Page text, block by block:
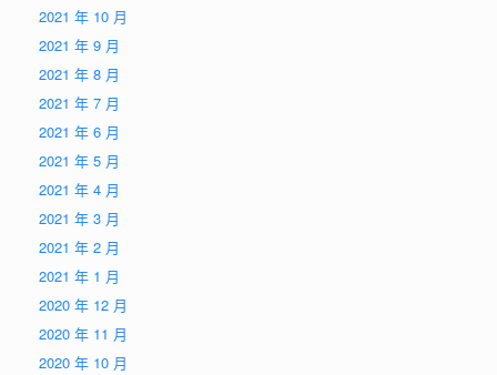
2021 年 10 月
2021 年 9 月
2021 年 8 月
2021 年 7 月
2021 年 6 月
2021 年 5 月
2021 年 4 月
2021 年 3 月
2021 年 2 月
2021 年 1 月
2020 年 12 月
2020 年 11 月
2020 年 10 月